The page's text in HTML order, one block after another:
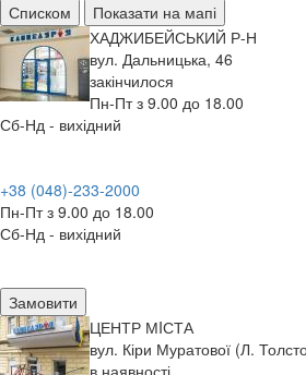
Списком
Показати на мапі
ХАДЖИБЕЙСЬКИЙ Р-Н
вул. Дальницька, 46
закінчилося
Пн-Пт з 9.00 до 18.00
Сб-Нд - вихідний
+38 (048)-233-2000
Пн-Пт з 9.00 до 18.00
Сб-Нд - вихідний
Замовити
ЦЕНТР МIСТА
вул. Кіри Муратової (Л.